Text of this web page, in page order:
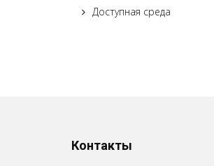
Доступная среда
Контакты